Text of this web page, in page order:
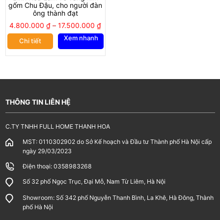
7
Nậm rượu 2
bầu 0,5 lit
F8/13xH26 vẽ
vàng kim
1,200,000
Đèn dầu bụng
tròn chân loe
1,350,000
F11xH19 vẽ
10
Mâm bồng S2
vàng kim
1,600,000
11
Chân nến S3
vẽ vàng kim
750,000
chân cao đế
công vẽ vàng
gốm Chu Đậu, cho người đàn
ông thành đạt
4.800.000₫ –17.500.000₫
Xem nhanh
Chi tiết
THÔNG TIN LIÊN HỆ
C.TY TNHH FULL HOME THANH HOA
MST: 0110302902 do Sở Kế hoạch và Đầu tư Thành phố Hà Nội cấp
ngày 29/03/2023
Điện thoại: 0358983268
Số 32 phố Ngọc Trục, Đại Mỗ, Nam Từ Liêm, Hà Nội
Showroom: Số 342 phố Nguyễn Thanh Bình, La Khê, Hà Đông, Thành
phố Hà Nội